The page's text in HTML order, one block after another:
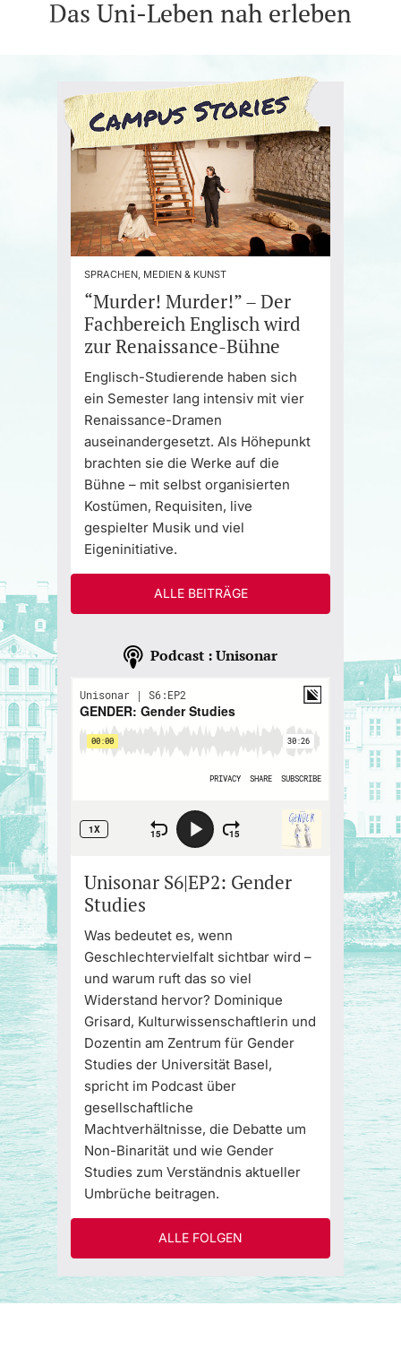
Das Uni-Leben nah erleben
SPRACHEN, MEDIEN & KUNST
“Murder! Murder!” – Der
Fachbereich Englisch wird
zur Renaissance-Bühne
Englisch-Studierende haben sich
ein Semester lang intensiv mit vier
Renaissance-Dramen
auseinandergesetzt. Als Höhepunkt
brachten sie die Werke auf die
Bühne – mit selbst organisierten
Kostümen, Requisiten, live
gespielter Musik und viel
Eigeninitiative.
ALLE BEITRÄGE
Podcast : Unisonar
Unisonar S6|EP2: Gender
Studies
Was bedeutet es, wenn
Geschlechtervielfalt sichtbar wird –
und warum ruft das so viel
Widerstand hervor? Dominique
Grisard, Kulturwissenschaftlerin und
Dozentin am Zentrum für Gender
Studies der Universität Basel,
spricht im Podcast über
gesellschaftliche
Machtverhältnisse, die Debatte um
Non-Binarität und wie Gender
Studies zum Verständnis aktueller
Umbrüche beitragen.
ALLE FOLGEN